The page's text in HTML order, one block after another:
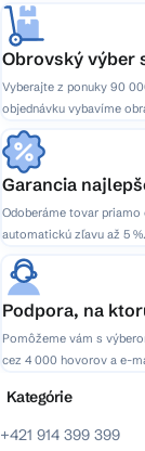
Obrovský výber
Vyberajte z ponuky 90
objednávku vybavíme
Garancia
Odoberáme tovar
automatickú zľavu až 5 %.
Podpora, na
Pomôžeme vám s
cez 4 000 hovorov a e-
+421 914 399 399
Kategórie